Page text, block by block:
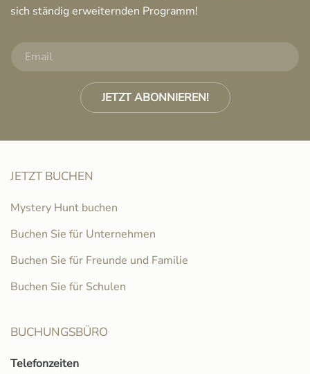
sich ständig erweiternden Programm!
JETZT ABONNIEREN!
JETZT BUCHEN
Mystery Hunt buchen
Buchen Sie für Unternehmen
Buchen Sie für Freunde und Familie
Buchen Sie für Schulen
BUCHUNGSBÜRO
Telefonzeiten